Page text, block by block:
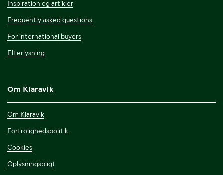
Inspiration og artikler
Frequently asked questions
For international buyers
Efterlysning
Om Klaravik
Om Klaravik
Fortrolighedspolitik
Cookies
Oplysningspligt